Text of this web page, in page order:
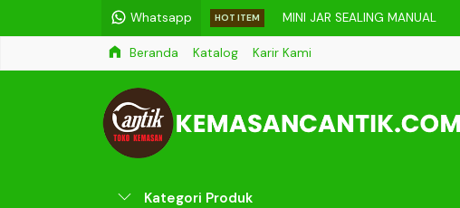
Whatsapp HOT ITEM MINI JAR SEALING MANUAL
Jar Toples Kaca 500 ML
JERIGEN 20 LITER MGE ISI 6 PCS
Beranda Katalog Karir Kami
Kategori Produk